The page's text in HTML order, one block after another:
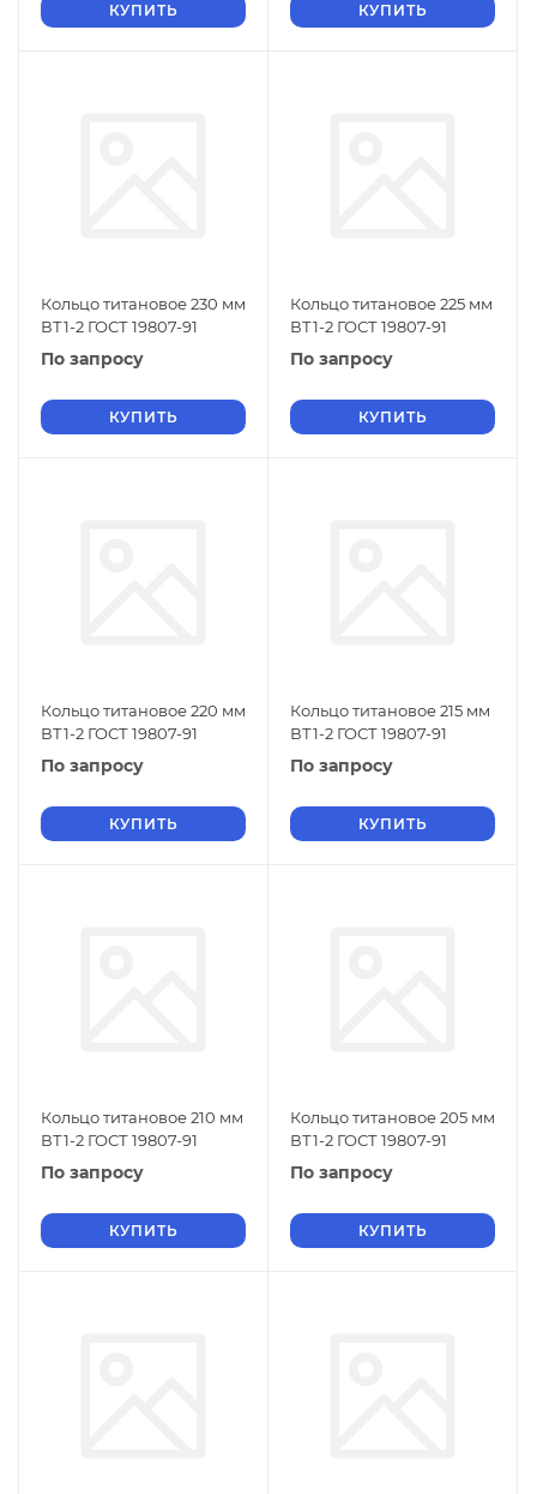
КУПИТЬ КУПИТЬ
Кольцо титановое 230 мм
ВТ1-2 ГОСТ 19807-91
По запросу
КУПИТЬ
Кольцо титановое 225 мм
ВТ1-2 ГОСТ 19807-91
По запросу
КУПИТЬ
Кольцо титановое 220 мм
ВТ1-2 ГОСТ 19807-91
По запросу
КУПИТЬ
Кольцо титановое 215 мм
ВТ1-2 ГОСТ 19807-91
По запросу
КУПИТЬ
Кольцо титановое 210 мм
ВТ1-2 ГОСТ 19807-91
По запросу
КУПИТЬ
Кольцо титановое 205 мм
ВТ1-2 ГОСТ 19807-91
По запросу
КУПИТЬ